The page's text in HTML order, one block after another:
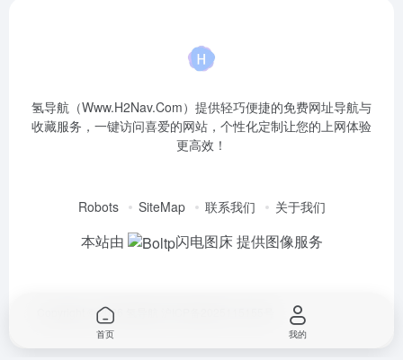
氢导航（Www.H2Nav.Com）提供轻巧便捷的免费网址导航与
收藏服务，一键访问喜爱的网站，个性化定制让您的上网体验
更高效！
Robots SiteMap 联系我们 关于我们
本站由 闪电图床提供图像服务
Copyright © 2026
首页 我的